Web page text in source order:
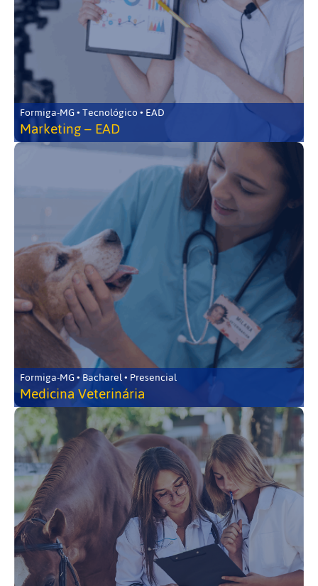
Formiga-MG • Tecnológico • EAD
Marketing – EAD
Formiga-MG • Bacharel • Presencial
Medicina Veterinária